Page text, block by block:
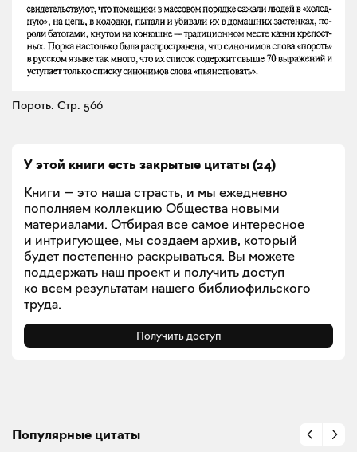
Пороть. Стр. 566
У этой книги есть закрытые цитаты (24)
Книги — это наша страсть, и мы ежедневно
пополняем коллекцию Общества новыми
материалами. Отбирая все самое интересное
и интригующее, мы создаем архив, который
будет постепенно раскрываться. Вы можете
поддержать наш проект и получить доступ
ко всем результатам нашего библиофильского
труда.
Получить доступ
Популярные цитаты